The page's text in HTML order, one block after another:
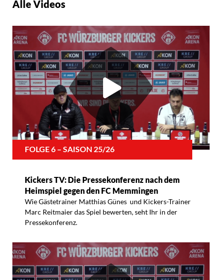
Alle Videos
FOLGE 6 – SAISON 25/26
Kickers TV: Die Pressekonferenz nach dem
Heimspiel gegen den FC Memmingen
Wie Gästetrainer Matthias Günes und Kickers-Trainer
Marc Reitmaier das Spiel bewerten, seht Ihr in der
Pressekonferenz.